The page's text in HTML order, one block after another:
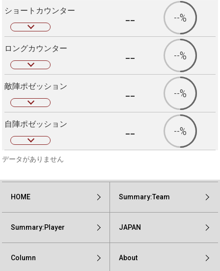
ショートカウンター -- --%
ロングカウンター -- --%
敵陣ポゼッション -- --%
自陣ポゼッション -- --%
データがありません
HOME Summary:Team
Summary:Player JAPAN
Column About